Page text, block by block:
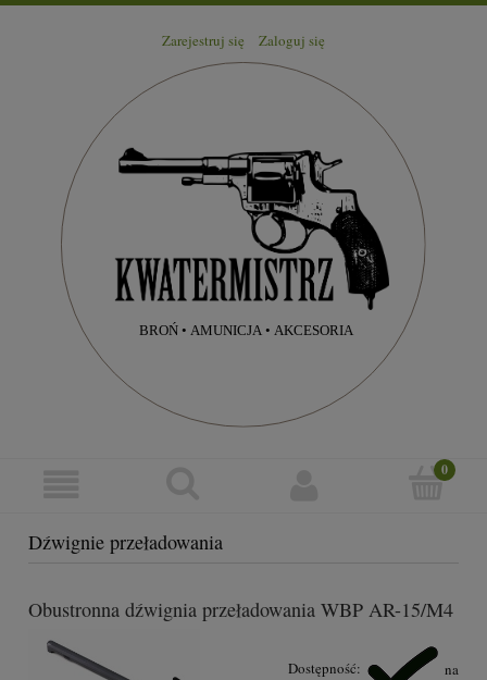
Zarejestruj się Zaloguj się
Dźwignie przeładowania
Obustronna dźwignia przeładowania WBP AR-15/M4
Dostępność: na